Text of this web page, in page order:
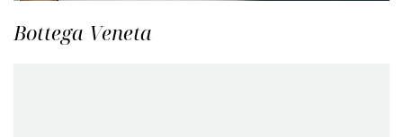
Bottega Veneta